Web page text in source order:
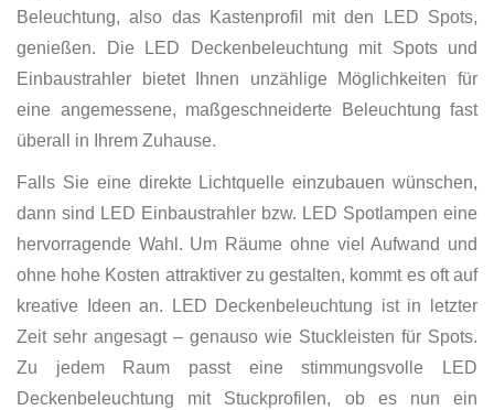
Beleuchtung, also das Kastenprofil mit den LED Spots,
genießen. Die LED Deckenbeleuchtung mit Spots und
Einbaustrahler bietet Ihnen unzählige Möglichkeiten für
eine angemessene, maßgeschneiderte Beleuchtung fast
überall in Ihrem Zuhause.
Falls Sie eine direkte Lichtquelle einzubauen wünschen,
dann sind LED Einbaustrahler bzw. LED Spotlampen eine
hervorragende Wahl. Um Räume ohne viel Aufwand und
ohne hohe Kosten attraktiver zu gestalten, kommt es oft auf
kreative Ideen an. LED Deckenbeleuchtung ist in letzter
Zeit sehr angesagt – genauso wie Stuckleisten für Spots.
Zu jedem Raum passt eine stimmungsvolle LED
Deckenbeleuchtung mit Stuckprofilen, ob es nun ein